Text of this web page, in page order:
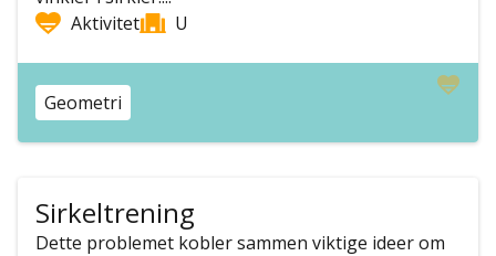
Aktivitet
U
Geometri
Sirkeltrening
Dette problemet kobler sammen viktige ideer om